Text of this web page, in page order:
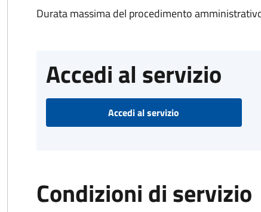
Durata massima del procedimento
Accedi al servizio
Accedi al servizio
Condizioni di servizio